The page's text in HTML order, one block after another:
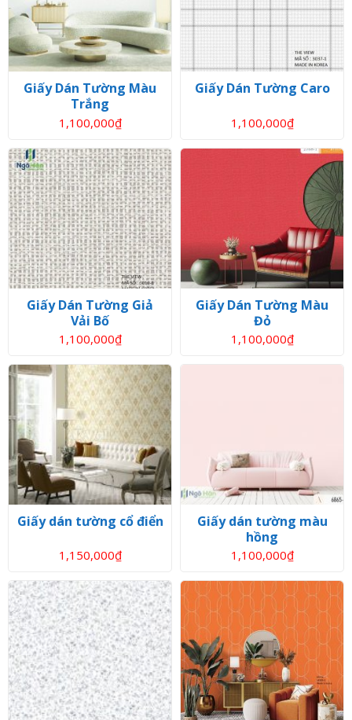
Giấy Dán Tường Màu
Trắng
1,100,000₫
Giấy Dán Tường Caro
1,100,000₫
Giấy Dán Tường Giả
Vải Bố
1,100,000₫
Giấy Dán Tường Màu
Đỏ
1,100,000₫
Giấy dán tường cổ điển
1,150,000₫
Giấy dán tường màu
hồng
1,100,000₫